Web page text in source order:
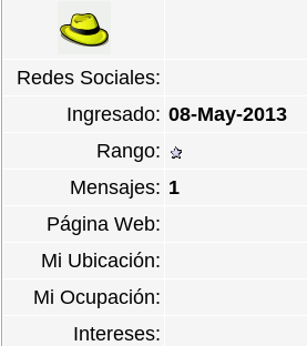
Redes Sociales:
Ingresado: 08-May-2013
Rango:
Mensajes: 1
Página Web:
Mi Ubicación:
Mi Ocupación:
Intereses: